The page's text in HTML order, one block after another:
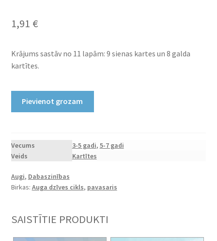
1,91 €
Krājums sastāv no 11 lapām: 9 sienas kartes un 8 galda
kartītes.
cikls”
daudzums
Pievienot grozam
Vecums 3-5 gadi, 5-7 gadi
Veids
Kartītes
Augi, Dabaszinības
Birkas: Auga dzīves cikls, pavasaris
SAISTĪTIE PRODUKTI